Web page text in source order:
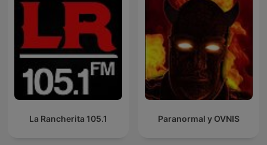
La Rancherita 105.1 Paranormal y OVNIS